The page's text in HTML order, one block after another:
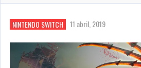
NINTENDO SWITCH 11 abril, 2019